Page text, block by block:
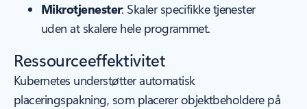
Mikrotjenester: Skaler specifikke tjenester
uden at skalere hele programmet.
Ressourceeffektivitet
Kubernetes understøtter automatisk
placeringspakning, som placerer objektbeholdere på